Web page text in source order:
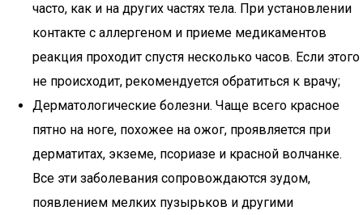
часто, как и на других частях тела. При установлении
контакте с аллергеном и приеме медикаментов
реакция проходит спустя несколько часов. Если этого
не происходит, рекомендуется обратиться к врачу;
Дерматологические болезни. Чаще всего красное
пятно на ноге, похожее на ожог, проявляется при
дерматитах, экземе, псориазе и красной волчанке.
Все эти заболевания сопровождаются зудом,
появлением мелких пузырьков и другими